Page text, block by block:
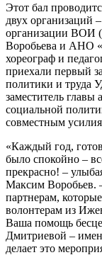
Этот бал
двух организаций
организации ВОИ
Воробьева и АНО
хореограф и
приехали первый
политики и труда
заместитель
социальной
совместным
«Каждый год,
было спокойно –
прекрасно! –
Максим Воробьев.
партнерам,
волонтерам из
Ваша помощь
Дмитриевой –
делает это